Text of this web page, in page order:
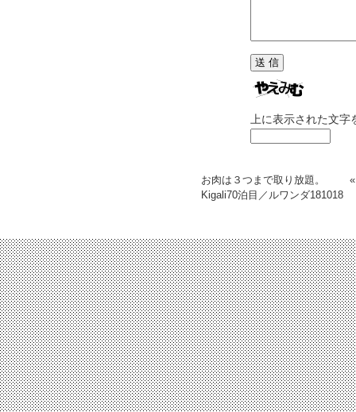
上に表示された文
お肉は３つまで取り放題。
Kigali70泊目／ルワンダ181018